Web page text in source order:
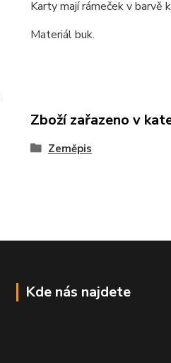
Karty mají rámeček v
Materiál buk.
Zboží zařazeno v
Zeměpis
Kde nás najdete